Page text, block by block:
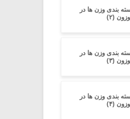
‏بندی وزن‏ ها در
(۲)
‏بندی وزن‏ ها در
(۳)
‏بندی وزن‏ ها در
(۴)